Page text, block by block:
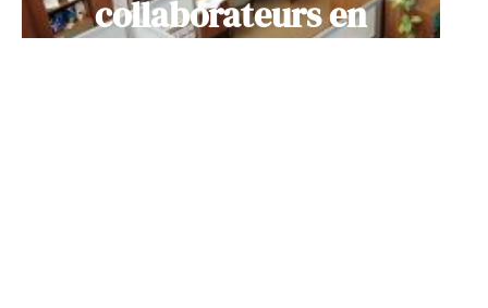
collaborateurs en
entreprise ?